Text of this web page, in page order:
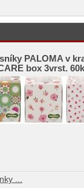
PALOMA v
box 3vrst.
...